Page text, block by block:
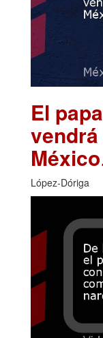
El
México
López-Dóriga